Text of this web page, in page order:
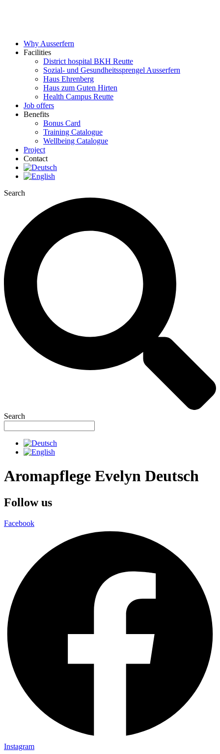
Why Ausserfern
Facilities
District hospital BKH Reutte
Sozial- und Gesundheitssprengel Ausserfern
Haus Ehrenberg
Haus zum Guten Hirten
Health Campus Reutte
Job offers
Benefits
Bonus Card
Training Catalogue
Wellbeing Catalogue
Project
Contact
Search
Search
Aromapflege Evelyn Deutsch
Follow us
Facebook
Instagram